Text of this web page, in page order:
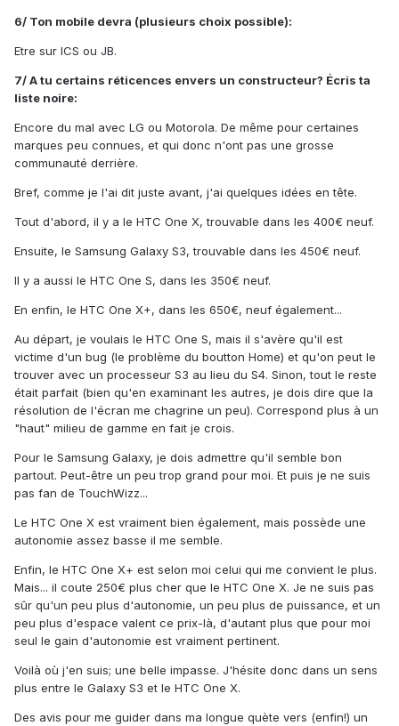
6/ Ton mobile devra (plusieurs choix possible):
Etre sur ICS ou JB.
7/ A tu certains réticences envers un constructeur? Écris ta
liste noire:
Encore du mal avec LG ou Motorola. De même pour certaines
marques peu connues, et qui donc n'ont pas une grosse
communauté derrière.
Bref, comme je l'ai dit juste avant, j'ai quelques idées en tête.
Tout d'abord, il y a le HTC One X, trouvable dans les 400€ neuf.
Ensuite, le Samsung Galaxy S3, trouvable dans les 450€ neuf.
Il y a aussi le HTC One S, dans les 350€ neuf.
En enfin, le HTC One X+, dans les 650€, neuf également...
Au départ, je voulais le HTC One S, mais il s'avère qu'il est
victime d'un bug (le problème du boutton Home) et qu'on peut le
trouver avec un processeur S3 au lieu du S4. Sinon, tout le reste
était parfait (bien qu'en examinant les autres, je dois dire que la
résolution de l'écran me chagrine un peu). Correspond plus à un
"haut" milieu de gamme en fait je crois.
Pour le Samsung Galaxy, je dois admettre qu'il semble bon
partout. Peut-être un peu trop grand pour moi. Et puis je ne suis
pas fan de TouchWizz...
Le HTC One X est vraiment bien également, mais possède une
autonomie assez basse il me semble.
Enfin, le HTC One X+ est selon moi celui qui me convient le plus.
Mais... il coute 250€ plus cher que le HTC One X. Je ne suis pas
sûr qu'un peu plus d'autonomie, un peu plus de puissance, et un
peu plus d'espace valent ce prix-là, d'autant plus que pour moi
seul le gain d'autonomie est vraiment pertinent.
Voilà où j'en suis; une belle impasse. J'hésite donc dans un sens
plus entre le Galaxy S3 et le HTC One X.
Des avis pour me guider dans ma longue quète vers (enfin!) un